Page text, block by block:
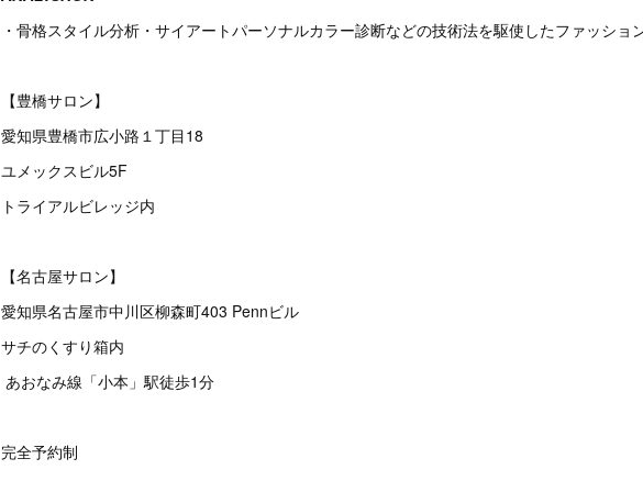
・骨格スタイル分析・サイアートパーソナルカラー診断などの技術法を駆使したファッショ
【豊橋サロン】
愛知県豊橋市広小路１丁目18
ユメックスビル5F
トライアルビレッジ内
【名古屋サロン】
愛知県名古屋市中川区柳森町403 Pennビル
サチのくすり箱内
あおなみ線「小本」駅徒歩1分
完全予約制